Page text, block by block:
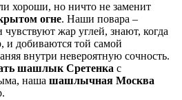
хороши, но ничто не заменит
огне. Наши повара –
жар углей, знают, когда
добиваются той самой
внутри невероятную сочность.
шашлык Сретенка с
наша шашлычная Москва